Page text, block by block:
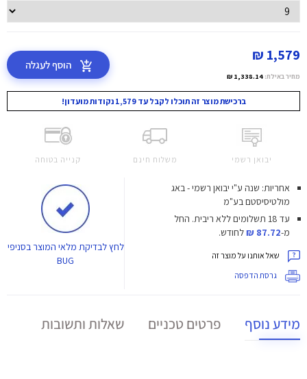
1,579 ₪
מחיר באילת: 1,338.14 ₪
הוסף לעגלה
ברכישת מוצר זה תוכלו לקבל עד 1,579 נקודות מועדון!
יבואן רשמי משלוח חינם קנייה בטוחה
אחריות: שנה ע"י יבואן רשמי - באג
מולטיסיסטם בע"מ
עד 18 תשלומים ללא ריבית.
החל
מ-87.72 ₪ לחודש.
שאל אותנו על מוצר זה
גרסת הדפסה
לחץלבדיקת מלאי המוצר בסניפי
BUG
מידע נוסף פרטים טכניים שאלות ותשובות